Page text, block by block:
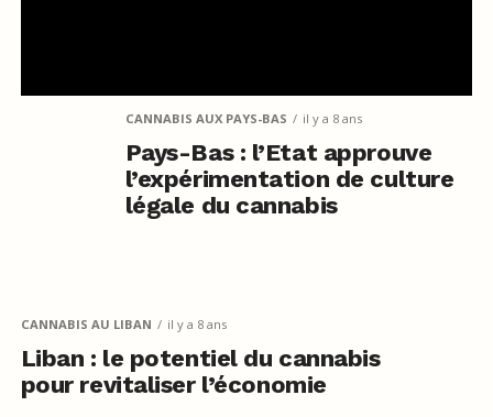
CANNABIS AUX PAYS-BAS il y a 8 ans
Pays-Bas : l’Etat approuve
l’expérimentation de culture
légale du cannabis
CANNABIS AU LIBAN il y a 8 ans
Liban : le potentiel du cannabis
pour revitaliser l’économie